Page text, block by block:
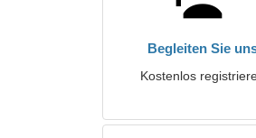
Begleiten Sie
Kostenlos